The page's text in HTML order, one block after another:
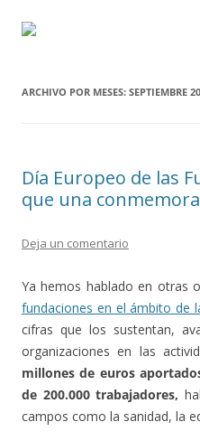
ARCHIVO POR MESES: SEPTIEMBRE
Día Europeo de las
que una
Deja un comentario
Ya hemos hablado en otras
fundaciones en el ámbito de
cifras que los sustentan,
organizaciones en las
millones de euros
de 200.000 trabajadores,
campos como la sanidad, la